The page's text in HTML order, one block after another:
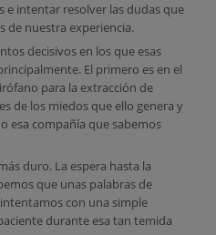
e intentar resolver las dudas que
de nuestra experiencia.
decisivos en los que esas
El primero es en el
para la extracción de
de los miedos que ello genera y
esa compañía que sabemos
duro. La espera hasta la
que unas palabras de
con una simple
durante esa tan temida